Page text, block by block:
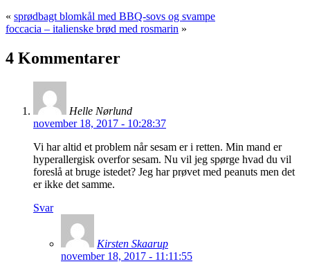
« sprødbagt blomkål med BBQ-sovs og svampe
foccacia – italienske brød med rosmarin »
4 Kommentarer
Helle Nørlund
november 18, 2017 - 10:28:37
Vi har altid et problem når sesam er i retten. Min mand er
hyperallergisk overfor sesam. Nu vil jeg spørge hvad du vil
foreslå at bruge istedet? Jeg har prøvet med peanuts men det
er ikke det samme.
Svar
Kirsten Skaarup
november 18, 2017 - 11:11:55